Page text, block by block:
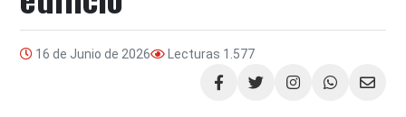
16 de Junio de 2026 Lecturas 1.577
Compartir